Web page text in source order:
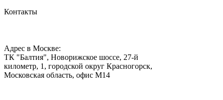
Контакты
Адрес в Москве:
ТК "Балтия", Новорижское шоссе, 27-й
километр, 1, городской округ Красногорск,
Московская область, офис М14